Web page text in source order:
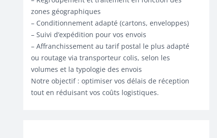
zones géographiques
– Conditionnement adapté (cartons, enveloppes)
– Suivi d’expédition pour vos envois
– Affranchissement au tarif postal le plus adapté
ou routage via transporteur colis, selon les
volumes et la typologie des envois
Notre objectif : optimiser vos délais de réception
tout en réduisant vos coûts logistiques.